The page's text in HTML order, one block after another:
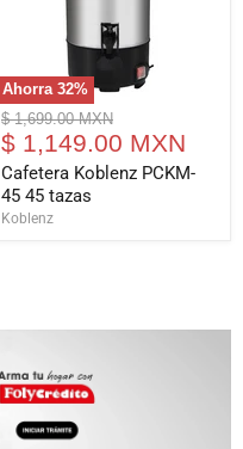
Ahorra 32%
Cafetera
Koblenz
PCKM-
45
45
tazas
Precio
original
$ 1,699.00 MXN
Precio
actual
$ 1,149.00 MXN
Cafetera Koblenz PCKM-
45 45 tazas
Koblenz